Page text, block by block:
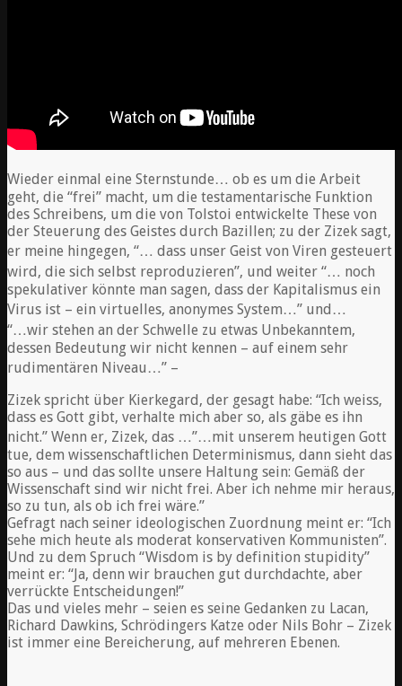
Wieder einmal eine Sternstunde… ob es um die Arbeit
geht, die “frei” macht, um die testamentarische Funktion
des Schreibens, um die von Tolstoi entwickelte These von
der Steuerung des Geistes durch Bazillen; zu der Zizek sagt,
er meine hingegen, “… dass unser Geist von Viren gesteuert
wird, die sich selbst reproduzieren”, und weiter “… noch
spekulativer könnte man sagen, dass der Kapitalismus ein
Virus ist – ein virtuelles, anonymes System…” und…
“…wir stehen an der Schwelle zu etwas Unbekanntem,
dessen Bedeutung wir nicht kennen – auf einem sehr
rudimentären Niveau…” –
Zizek spricht über Kierkegard, der gesagt habe: “Ich weiss,
dass es Gott gibt, verhalte mich aber so, als gäbe es ihn
nicht.” Wenn er, Zizek, das …”…mit unserem heutigen Gott
tue, dem wissenschaftlichen Determinismus, dann sieht das
so aus – und das sollte unsere Haltung sein: Gemäß der
Wissenschaft sind wir nicht frei. Aber ich nehme mir heraus,
so zu tun, als ob ich frei wäre.”
Gefragt nach seiner ideologischen Zuordnung meint er: “Ich
sehe mich heute als moderat konservativen Kommunisten”.
Und zu dem Spruch “Wisdom is by definition stupidity”
meint er: “Ja, denn wir brauchen gut durchdachte, aber
verrückte Entscheidungen!”
Das und vieles mehr – seien es seine Gedanken zu Lacan,
Richard Dawkins, Schrödingers Katze oder Nils Bohr – Zizek
ist immer eine Bereicherung, auf mehreren Ebenen.